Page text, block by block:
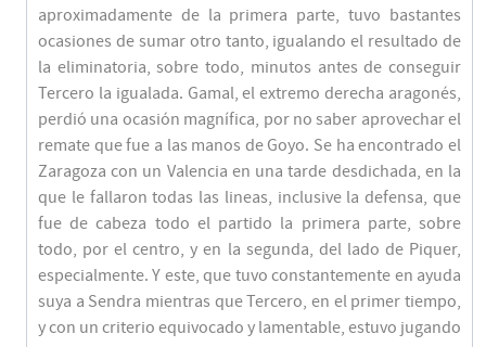
aproximadamente de la primera parte, tuvo bastantes
ocasiones de sumar otro tanto, igualando el resultado de
la eliminatoria, sobre todo, minutos antes de conseguir
Tercero la igualada. Gamal, el extremo derecha aragonés,
perdió una ocasión magnífica, por no saber aprovechar el
remate que fue a las manos de Goyo. Se ha encontrado el
Zaragoza con un Valencia en una tarde desdichada, en la
que le fallaron todas las lineas, inclusive la defensa, que
fue de cabeza todo el partido la primera parte, sobre
todo, por el centro, y en la segunda, del lado de Piquer,
especialmente. Y este, que tuvo constantemente en ayuda
suya a Sendra mientras que Tercero, en el primer tiempo,
y con un criterio equivocado y lamentable, estuvo jugando